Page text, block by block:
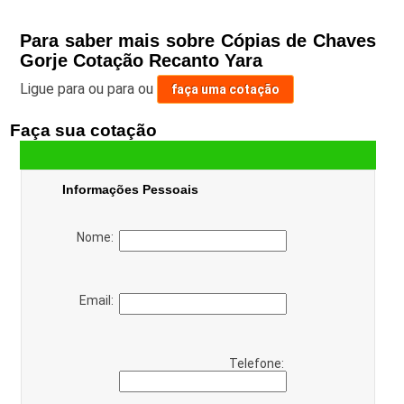
Para saber mais sobre Cópias de Chaves
Gorje Cotação Recanto Yara
Ligue para ou para ou faça uma cotação
Faça sua cotação
Informações Pessoais
Nome:
Email:
Telefone: